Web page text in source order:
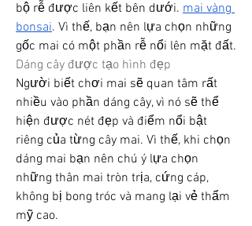
bộ rễ được liên kết bên dưới. mai vàng
bonsai. Vì thế, bạn nên lựa chọn những
gốc mai có một phần rễ nổi lên mặt đất.
Dáng cây được tạo hình đẹp
Người biết chơi mai sẽ quan tâm rất
nhiều vào phần dáng cây, vì nó sẽ thể
hiện được nét đẹp và điểm nổi bật
riêng của từng cây mai. Vì thế, khi chọn
dáng mai bạn nên chú ý lựa chọn
những thân mai tròn trịa, cứng cáp,
không bị bong tróc và mang lại vẻ thẩm
mỹ cao.